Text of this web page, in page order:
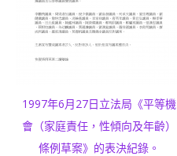
1997年6月27日立法局《平等機
會（家庭責任，性傾向及年齡）
條例草案》的表決紀錄。